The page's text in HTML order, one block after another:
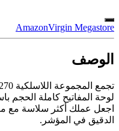
AmazonVirgin Megastore
الوصف
لوحة المفاتيح كاملة
اجعل عملك أكثر سلاسة مع
الدقيق في المؤشر.